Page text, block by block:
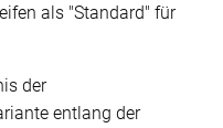
als "Standard" für
der
entlang der